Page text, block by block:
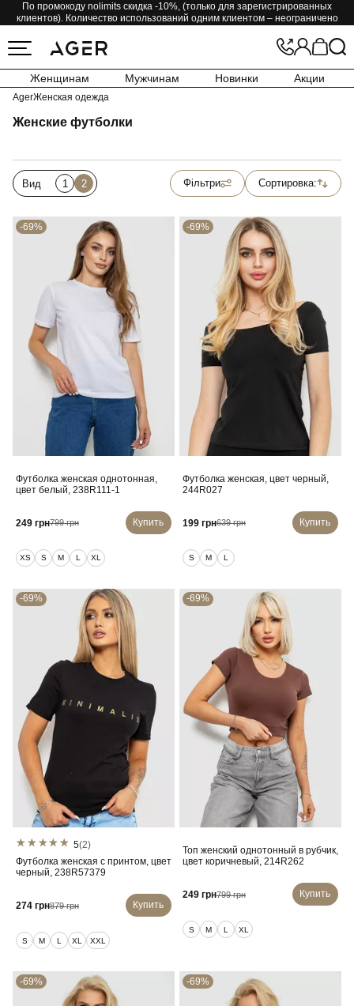
По промокоду nolimits скидка -10%, (только для зарегистрированных
клиентов). Количество использований одним клиентом – неограничено
Женщинам Мужчинам Новинки Акции
AgerЖенская одежда
Женские футболки
Вид 1 2 Фільтри Сортировка:
-69%
Футболка женская однотонная,
цвет белый, 238R111-1
249 грн799 грн Купить
XS S M L XL
-69%
Футболка женская, цвет черный,
244R027
199 грн639 грн Купить
S M L
-69%
5(2)
Футболка женская с принтом, цвет
черный, 238R57379
274 грн879 грн Купить
S M L XL XXL
-69%
Топ женский однотонный в рубчик,
цвет коричневый, 214R262
249 грн799 грн Купить
S M L XL
-69% -69%